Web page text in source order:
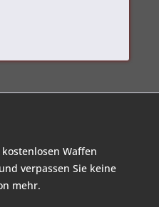
Waffen
verpassen Sie keine
mehr.